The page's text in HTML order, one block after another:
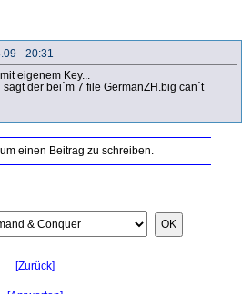
OK
[Zurück]
- 20:31
eigenem Key...
der bei´m 7 file GermanZH.big can´t
einen Beitrag zu schreiben.